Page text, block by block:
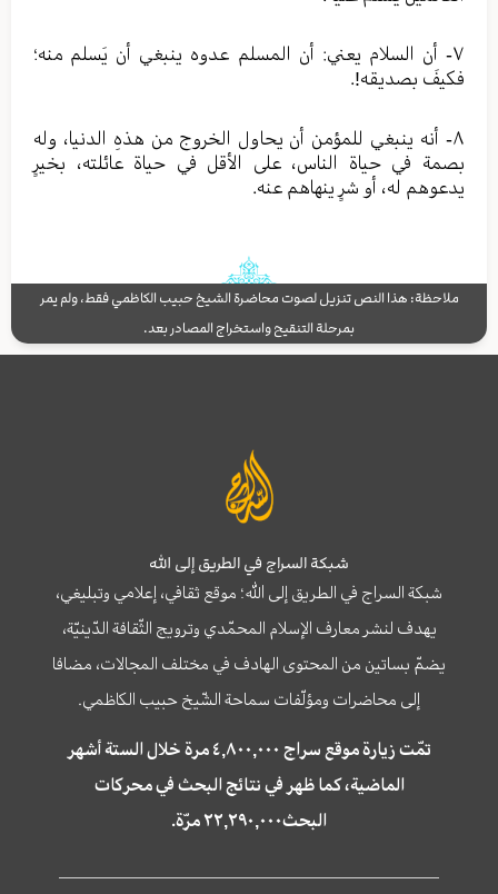
٧- أن السلام يعني: أن المسلم عدوه ينبغي أن يَسلم منه؛
فكيفَ بصديقه!.
٨- أنه ينبغي للمؤمن أن يحاول الخروج من هذهِ الدنيا، وله
بصمة في حياة الناس، على الأقل في حياة عائلته، بخيرٍ
يدعوهم له، أو شرٍ ينهاهم عنه.
ملاحظة: هذا النص تنزيل لصوت محاضرة الشيخ حبيب الكاظمي فقط، ولم يمر
بمرحلة التنقيح واستخراج المصادر بعد.
شبكة السراج في الطريق إلى الله
شبكة السراج في الطريق إلى الله؛ موقع ثقافي، إعلامي وتبليغي،
يهدف لنشر معارف الإسلام المحمّدي وترويج الثّقافة الدّينيّة،
يضمّ بساتين من المحتوى الهادف في مختلف المجالات، مضافا
إلى محاضرات ومؤلّفات سماحة الشّيخ حبيب الكاظمي.
تمّت زيارة موقع سراج ٤,٨٠٠,٠٠٠ مرة خلال الستة أشهر
الماضية، كما ظهر في نتائج البحث في محركات
البحث٢٢,٢٩٠,٠٠٠ مرّة.